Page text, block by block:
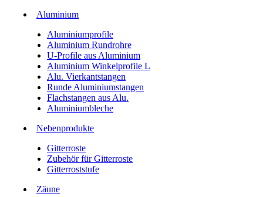
Aluminium
Aluminiumprofile
Aluminium Rundrohre
U-Profile aus Aluminium
Aluminium Winkelprofile L
Alu. Vierkantstangen
Runde Aluminiumstangen
Flachstangen aus Alu.
Aluminiumbleche
Nebenprodukte
Gitterroste
Zubehör für Gitterroste
Gitterroststufe
Zäune